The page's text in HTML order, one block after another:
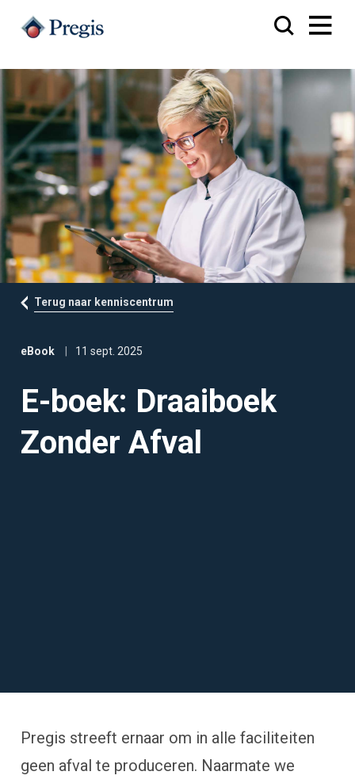
Terug naar kenniscentrum
eBook 11 sept. 2025
E-boek: Draaiboek
Zonder Afval
Pregis streeft ernaar om in alle faciliteiten
geen afval te produceren. Naarmate we